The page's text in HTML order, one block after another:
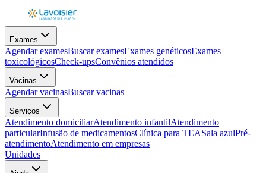
Exames
Agendar examesBuscar examesExames genéticosExames
toxicológicosCheck-upsConvênios atendidos
Vacinas
Agendar vacinasBuscar vacinas
Serviços
Atendimento domiciliarAtendimento infantilAtendimento
particularInfusão de medicamentosClínica para TEASala azulPré-
atendimentoAtendimento em empresas
Unidades